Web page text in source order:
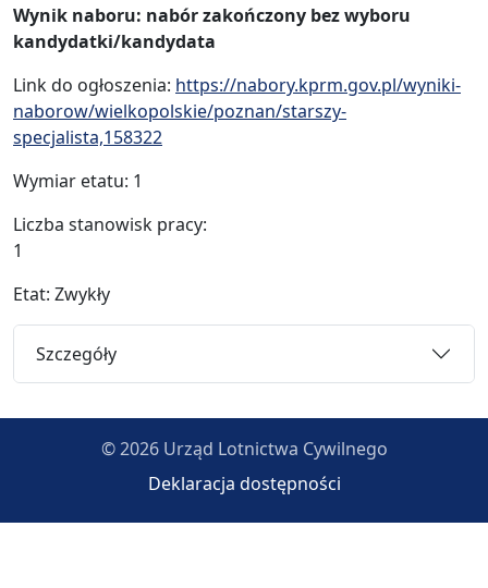
Wynik naboru: nabór zakończony bez wyboru
kandydatki/kandydata
Link do ogłoszenia: https://nabory.kprm.gov.pl/wyniki-
naborow/wielkopolskie/poznan/starszy-
specjalista,158322
Wymiar etatu: 1
Liczba stanowisk pracy:
Etat: Zwykły
Szczegóły
© 2026 Urząd Lotnictwa Cywilnego
Deklaracja dostępności